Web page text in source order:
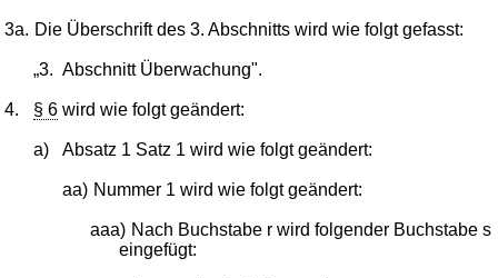
3a. Die Überschrift des 3. Abschnitts wird wie folgt gefasst:
„3. Abschnitt Überwachung".
4. § 6 wird wie folgt geändert:
a) Absatz 1 Satz 1 wird wie folgt geändert:
aa) Nummer 1 wird wie folgt geändert:
aaa) Nach Buchstabe r wird folgender Buchstabe s
eingefügt: